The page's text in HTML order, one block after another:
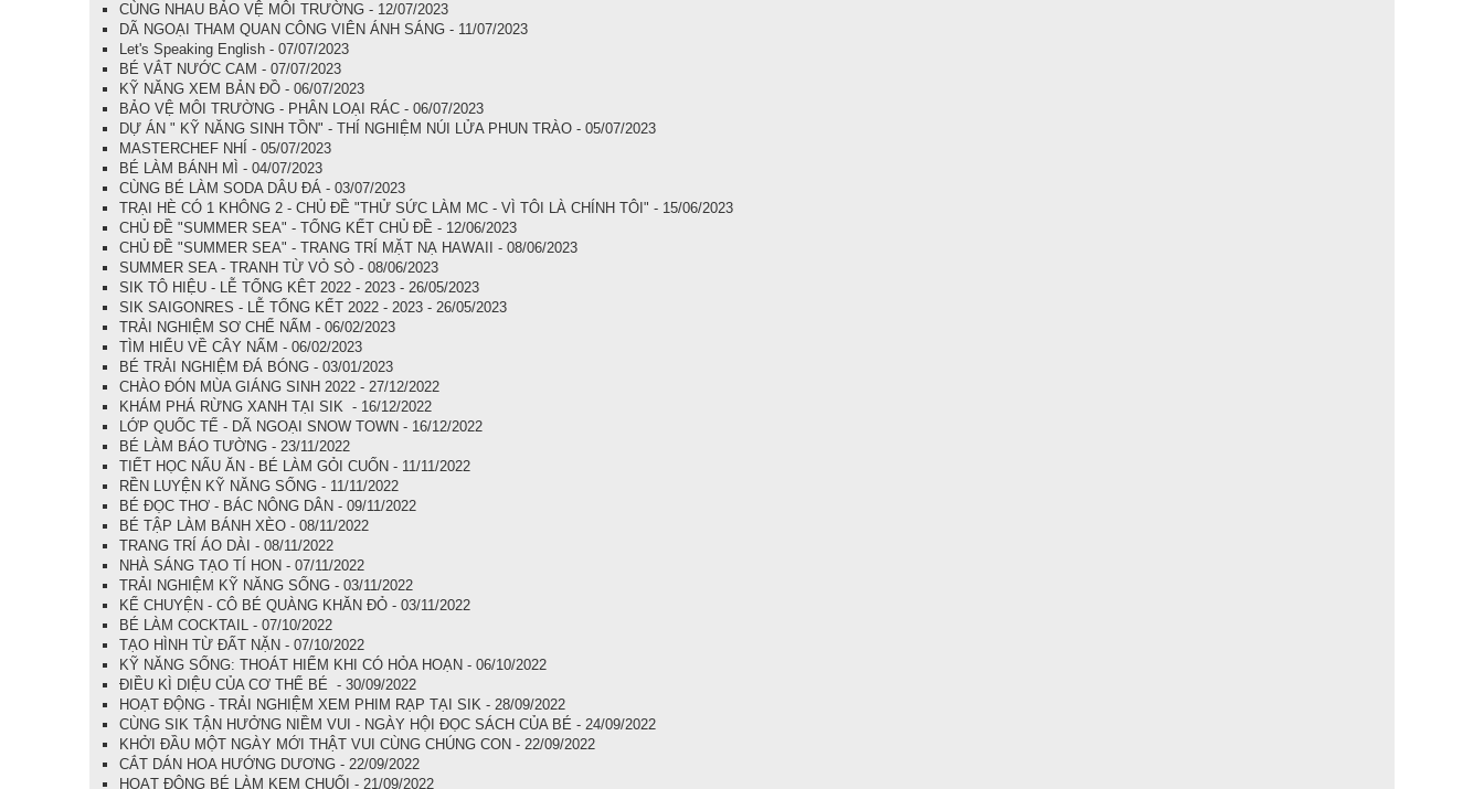
CÙNG NHAU BẢO VỆ MÔI TRƯỜNG - 12/07/2023
DÃ NGOẠI THAM QUAN CÔNG VIÊN ÁNH SÁNG - 11/07/2023
Let's Speaking English - 07/07/2023
BÉ VẮT NƯỚC CAM - 07/07/2023
KỸ NĂNG XEM BẢN ĐỒ - 06/07/2023
BẢO VỆ MÔI TRƯỜNG - PHÂN LOẠI RÁC - 06/07/2023
DỰ ÁN " KỸ NĂNG SINH TỒN" - THÍ NGHIỆM NÚI LỬA PHUN TRÀO - 05/07/2023
MASTERCHEF NHÍ - 05/07/2023
BÉ LÀM BÁNH MÌ - 04/07/2023
CÙNG BÉ LÀM SODA DÂU ĐÁ - 03/07/2023
TRẠI HÈ CÓ 1 KHÔNG 2 - CHỦ ĐỀ "THỬ SỨC LÀM MC - VÌ TÔI LÀ CHÍNH TÔI" - 15/06/2023
CHỦ ĐỀ "SUMMER SEA" - TỔNG KẾT CHỦ ĐỀ - 12/06/2023
CHỦ ĐỀ "SUMMER SEA" - TRANG TRÍ MẶT NẠ HAWAII - 08/06/2023
SUMMER SEA - TRANH TỪ VỎ SÒ - 08/06/2023
SIK TÔ HIỆU - LỄ TỔNG KÊT 2022 - 2023 - 26/05/2023
SIK SAIGONRES - LỄ TỔNG KẾT 2022 - 2023 - 26/05/2023
TRẢI NGHIỆM SƠ CHẾ NẤM - 06/02/2023
TÌM HIỂU VỀ CÂY NẤM - 06/02/2023
BÉ TRẢI NGHIỆM ĐÁ BÓNG - 03/01/2023
CHÀO ĐÓN MÙA GIÁNG SINH 2022 - 27/12/2022
KHÁM PHÁ RỪNG XANH TẠI SIK - 16/12/2022
LỚP QUỐC TẾ - DÃ NGOẠI SNOW TOWN - 16/12/2022
BÉ LÀM BÁO TƯỜNG - 23/11/2022
TIẾT HỌC NẤU ĂN - BÉ LÀM GỎI CUỐN - 11/11/2022
RỀN LUYỆN KỸ NĂNG SỐNG - 11/11/2022
BÉ ĐỌC THƠ - BÁC NÔNG DÂN - 09/11/2022
BÉ TẬP LÀM BÁNH XÈO - 08/11/2022
TRANG TRÍ ÁO DÀI - 08/11/2022
NHÀ SÁNG TẠO TÍ HON - 07/11/2022
TRẢI NGHIỆM KỸ NĂNG SỐNG - 03/11/2022
KỂ CHUYỆN - CÔ BÉ QUÀNG KHĂN ĐỎ - 03/11/2022
BÉ LÀM COCKTAIL - 07/10/2022
TẠO HÌNH TỪ ĐẤT NẶN - 07/10/2022
KỸ NĂNG SỐNG: THOÁT HIỂM KHI CÓ HỎA HOẠN - 06/10/2022
ĐIỀU KÌ DIỆU CỦA CƠ THỂ BÉ - 30/09/2022
HOẠT ĐỘNG - TRẢI NGHIỆM XEM PHIM RẠP TẠI SIK - 28/09/2022
CÙNG SIK TẬN HƯỞNG NIỀM VUI - NGÀY HỘI ĐỌC SÁCH CỦA BÉ - 24/09/2022
KHỞI ĐẦU MỘT NGÀY MỚI THẬT VUI CÙNG CHÚNG CON - 22/09/2022
CẮT DÁN HOA HƯỚNG DƯƠNG - 22/09/2022
HOẠT ĐỘNG BÉ LÀM KEM CHUỐI - 21/09/2022